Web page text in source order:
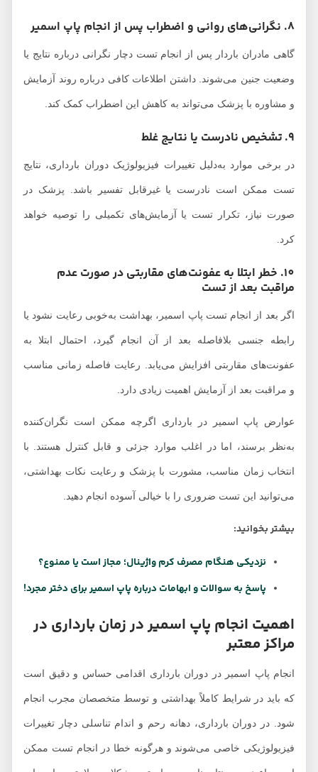
گاهی مادران باردار پس از انجام تست دچار نگرانی درباره نتایج یا
وضعیت جنین می‌شوند. داشتن اطلاعات کافی درباره روند آزمایش
و مشاوره با پزشک می‌تواند به کاهش این اضطراب کمک کند.
در برخی موارد به‌دلیل تغییرات فیزیولوژیک دوران بارداری، نتایج
تست ممکن است نادرست یا غیرقابل تفسیر باشد. پزشک در
صورت نیاز، تکرار تست یا آزمایش‌های تکمیلی را توصیه خواهد
10. خطر ابتلا به عفونت‌های مقاربتی در صورت عدم
مراقبت بعد از تست
اگر بعد از انجام تست پاپ اسمیر، بهداشت به‌خوبی رعایت نشود یا
رابطه جنسی بلافاصله بعد از آن انجام گیرد، احتمال ابتلا به
عفونت‌های مقاربتی افزایش می‌یابد. رعایت فاصله زمانی مناسب
و مراقبت بعد از آزمایش اهمیت زیادی دارد.
عوارض پاپ اسمیر در بارداری اگرچه ممکن است نگران‌کننده
به‌نظر برسند، اما در اغلب موارد جزئی و قابل کنترل هستند. با
انتخاب زمان مناسب، مشورت با پزشک و رعایت نکات بهداشتی،
می‌توانید این تست ضروری را با خیالی آسوده انجام دهید.
بیشتر بخوانید:
نزدیکی هنگام مصرف کرم واژینال؛ مجاز است یا ممنوع؟
پاسخ به سوالات و ابهامات درباره پاپ اسمیر برای دختر مجرد!
اهمیت انجام پاپ اسمیر در زمان بارداری در
مراکز معتبر
انجام پاپ اسمیر در دوران بارداری اقدامی حساس و دقیق است
که باید در شرایط کاملاً بهداشتی و توسط متخصصان مجرب انجام
شود. در دوران بارداری، دهانه رحم و اندام تناسلی دچار تغییرات
فیزیولوژیکی خاصی می‌شوند و هرگونه خطا در انجام تست ممکن